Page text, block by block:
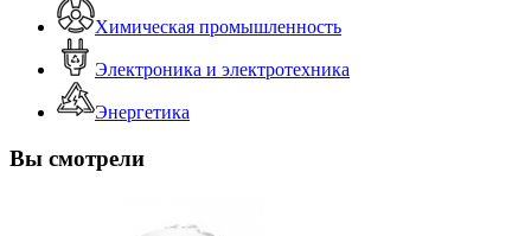
Химическая промышленность
Электроника и электротехника
Энергетика
Вы смотрели